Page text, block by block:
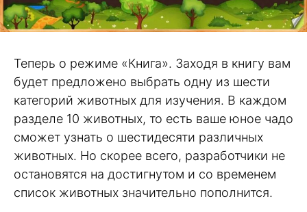
Теперь о режиме «Книга». Заходя в книгу вам
будет предложено выбрать одну из шести
категорий животных для изучения. В каждом
разделе 10 животных, то есть ваше юное чадо
сможет узнать о шестидесяти различных
животных. Но скорее всего, разработчики не
остановятся на достигнутом и со временем
список животных значительно пополнится.